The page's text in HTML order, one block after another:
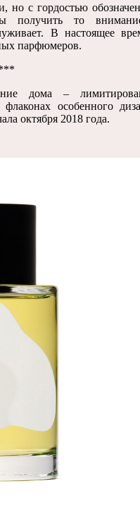
с гордостью
получить то
В настоящее
парфюмеров.
дома –
особенного
октября 2018 года.